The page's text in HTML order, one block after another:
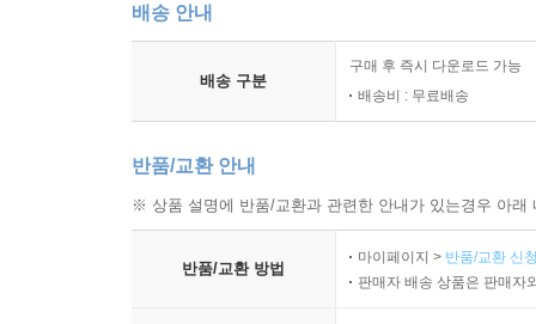
배송 안내
배송 구분
구매 후 즉시 다운로드 가능
배송비 : 무료배송
반품/교환 안내
※ 상품 설명에 반품/교환과 관련한 안내가 있는경우 아
반품/교환 방법
마이페이지 > 반품/교환 신
판매자 배송 상품은 판매자